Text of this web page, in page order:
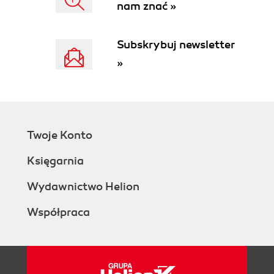
1.4.4. Program, który wyświetla swój kod (50)
1.4.5. Program dwujęzyczny (50)
1.4.10. Pozbądź się instrukcji IF (53)
1.4.12. Gwiazda logiczna (54)
1.4.14. Optymalizacja dla miłośników asemblera
1.5.3. Błędy w skryptach CGI (61)
nam znać »
Subskrybuj newsletter
»
Twoje Konto
Księgarnia
Wydawnictwo Helion
Współpraca